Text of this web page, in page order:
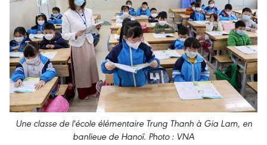
Une classe de l'école élémentaire Trung Thanh à Gia Lam, en
banlieue de Hanoï. Photo : VNA